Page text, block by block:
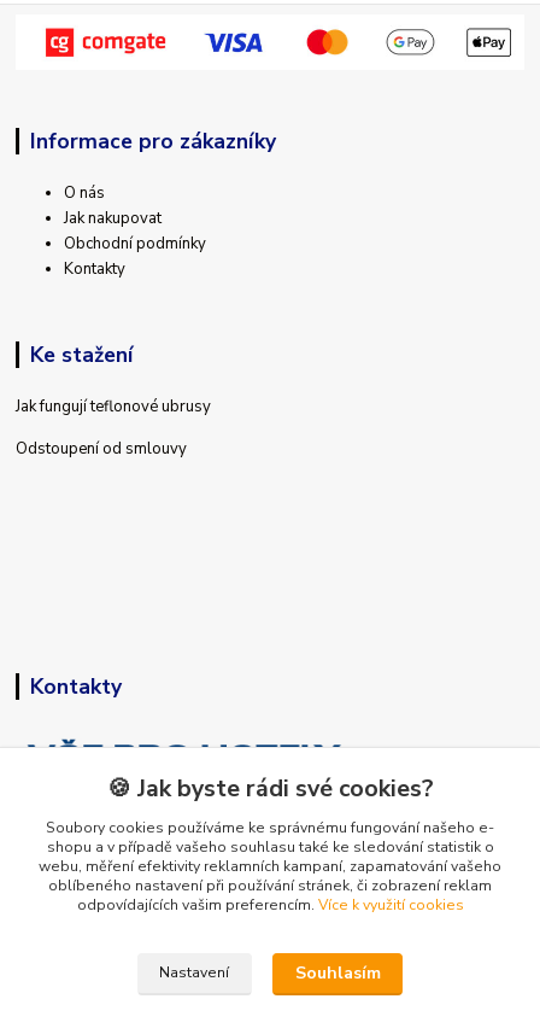
Informace pro zákazníky
O nás
Jak nakupovat
Obchodní podmínky
Kontakty
Ke stažení
Jak fungují teflonové ubrusy
Odstoupení od smlouvy
Kontakty
+420 773 794 023
Pondělí-pátek 9-15 hodin
🍪 Jak byste rádi své cookies?
Soubory cookies používáme ke správnému fungování našeho e-
shopu a v případě vašeho souhlasu také ke sledování statistik o
webu, měření efektivity reklamních kampaní, zapamatování vašeho
oblíbeného nastavení při používání stránek, či zobrazení reklam
odpovídajících vašim preferencím. Více k využití cookies
Nastavení Souhlasím